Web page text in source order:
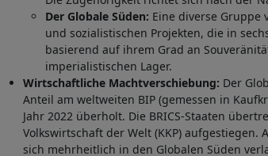
Der Globale Süden: Eine diverse Gruppe
und sozialistischen Projekten, die in
basierend auf ihrem Grad an
imperialistischen Lager.
Wirtschaftliche Machtverschiebung: Der
Anteil am weltweiten BIP (gemessen in
Jahr 2022 überholt. Die BRICS-Staaten
Volkswirtschaft der Welt (KKP)
sich mehrheitlich in den Globalen Süden